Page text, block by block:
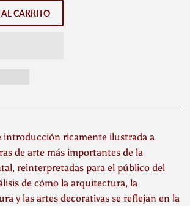
CARRITO
introducción ricamente ilustrada a
de arte más importantes de la
reinterpretadas para el público del
de cómo la arquitectura, la
y las artes decorativas se reflejan en la